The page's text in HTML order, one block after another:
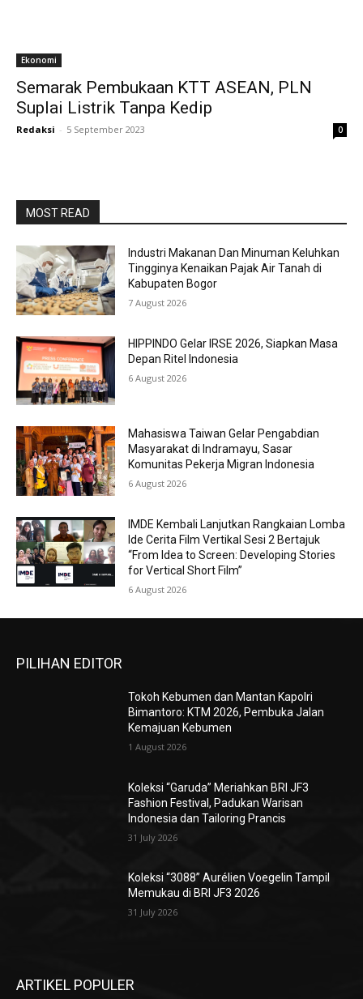
Ekonomi
Semarak Pembukaan KTT ASEAN, PLN
Suplai Listrik Tanpa Kedip
Redaksi - 5 September 2023 0
MOST READ
Industri Makanan Dan Minuman Keluhkan
Tingginya Kenaikan Pajak Air Tanah di
Kabupaten Bogor
7 August 2026
HIPPINDO Gelar IRSE 2026, Siapkan Masa
Depan Ritel Indonesia
6 August 2026
Mahasiswa Taiwan Gelar Pengabdian
Masyarakat di Indramayu, Sasar
Komunitas Pekerja Migran Indonesia
6 August 2026
IMDE Kembali Lanjutkan Rangkaian Lomba
Ide Cerita Film Vertikal Sesi 2 Bertajuk
“From Idea to Screen: Developing Stories
for Vertical Short Film”
6 August 2026
PILIHAN EDITOR
Tokoh Kebumen dan Mantan Kapolri
Bimantoro: KTM 2026, Pembuka Jalan
Kemajuan Kebumen
1 August 2026
Koleksi “Garuda” Meriahkan BRI JF3
Fashion Festival, Padukan Warisan
Indonesia dan Tailoring Prancis
31 July 2026
Koleksi “3088” Aurélien Voegelin Tampil
Memukau di BRI JF3 2026
31 July 2026
ARTIKEL POPULER